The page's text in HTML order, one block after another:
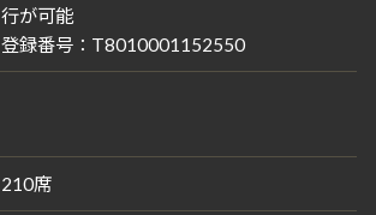
行が可能
登録番号：T8010001152550
210席